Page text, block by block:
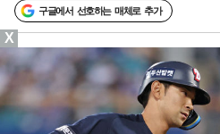
구글에서 선호하는 매체로 추가
X